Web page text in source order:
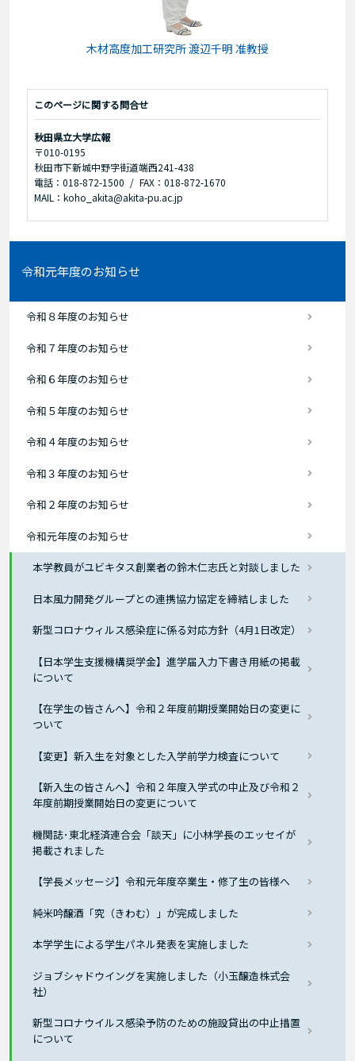
木材高度加工研究所 渡辺千明 准教授
このページに関する問合せ
秋田県立大学広報
〒010-0195
秋田市下新城中野字街道端西241-438
電話：018-872-1500
FAX：018-872-1670
MAIL：koho_akita@akita-pu.ac.jp
令和元年度のお知らせ
令和８年度のお知らせ
令和７年度のお知らせ
令和６年度のお知らせ
令和５年度のお知らせ
令和４年度のお知らせ
令和３年度のお知らせ
令和２年度のお知らせ
令和元年度のお知らせ
本学教員がユビキタス創業者の鈴木仁志氏と対談しました
日本風力開発グループとの連携協力協定を締結しました
新型コロナウィルス感染症に係る対応方針（4月1日改定）
【日本学生支援機構奨学金】進学届入力下書き用紙の掲載
について
【在学生の皆さんへ】令和２年度前期授業開始日の変更に
ついて
【変更】新入生を対象とした入学前学力検査について
【新入生の皆さんへ】令和２年度入学式の中止及び令和２
年度前期授業開始日の変更について
機関誌･東北経済連合会「談天」に小林学長のエッセイが
掲載されました
【学長メッセージ】令和元年度卒業生・修了生の皆様へ
純米吟醸酒「究（きわむ）」が完成しました
本学学生による学生パネル発表を実施しました
ジョブシャドウイングを実施しました（小玉醸造株式会
社）
新型コロナウイルス感染予防のための施設貸出の中止措置
について